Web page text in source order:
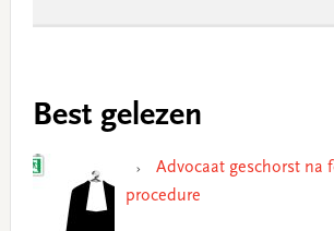
Best gelezen
Advocaat geschorst na
procedure